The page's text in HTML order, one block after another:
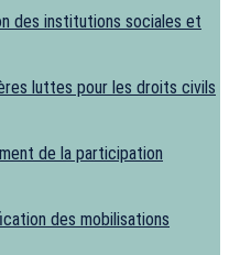
des institutions sociales et
luttes pour les droits civils
de la participation
des mobilisations